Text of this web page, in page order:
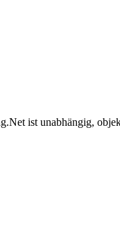
ist unabhängig,